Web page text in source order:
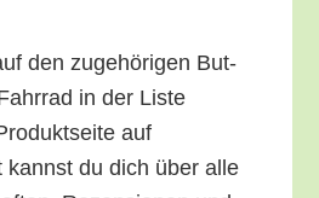
den zuge­hö­ri­gen But­
in der Lis­te
auf
kannst du dich über alle